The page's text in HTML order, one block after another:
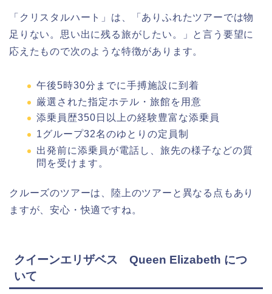
「クリスタルハート」は、「ありふれたツアーでは物
足りない。思い出に残る旅がしたい。」と言う要望に
応えたもので次のような特徴があります。
午後5時30分までに手搏施設に到着
厳選された指定ホテル・旅館を用意
添乗員歴350日以上の経験豊富な添乗員
1グループ32名のゆとりの定員制
出発前に添乗員が電話し、旅先の様子などの質
問を受けます。
クルーズのツアーは、陸上のツアーと異なる点もあり
ますが、安心・快適ですね。
クイーンエリザベス Queen Elizabeth につ
いて